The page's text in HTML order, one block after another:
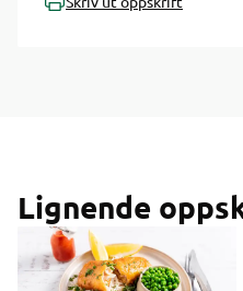
Lignende